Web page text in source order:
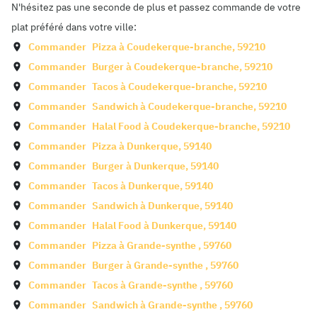
N'hésitez pas une seconde de plus et passez commande de votre
plat préféré dans votre ville:
Commander Pizza àCoudekerque-branche, 59210
Commander Burger àCoudekerque-branche, 59210
Commander Tacos àCoudekerque-branche, 59210
Commander Sandwich àCoudekerque-branche, 59210
Commander Halal Food àCoudekerque-branche, 59210
Commander Pizza à Dunkerque, 59140
Commander Burger à Dunkerque, 59140
Commander Tacos à Dunkerque, 59140
Commander Sandwich à Dunkerque, 59140
Commander Halal Food à Dunkerque, 59140
Commander Pizza àGrande-synthe , 59760
Commander Burger àGrande-synthe , 59760
Commander Tacos àGrande-synthe , 59760
Commander Sandwich àGrande-synthe , 59760